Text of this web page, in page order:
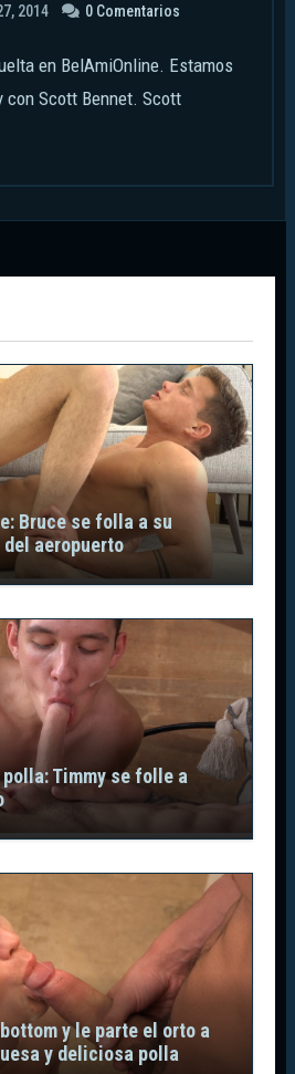
2014 0 Comentarios
con Scott Bennet. Scott
Bruce se folla a su
aeropuerto
Timmy se folle a
y le parte el orto a
y deliciosa polla